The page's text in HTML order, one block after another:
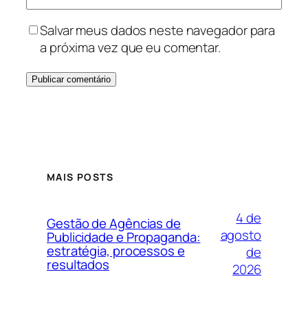
Salvar meus dados neste navegador para
a próxima vez que eu comentar.
MAIS POSTS
Gestão de Agências de
Publicidade e Propaganda:
estratégia, processos e
resultados
4 de
agosto
de
2026